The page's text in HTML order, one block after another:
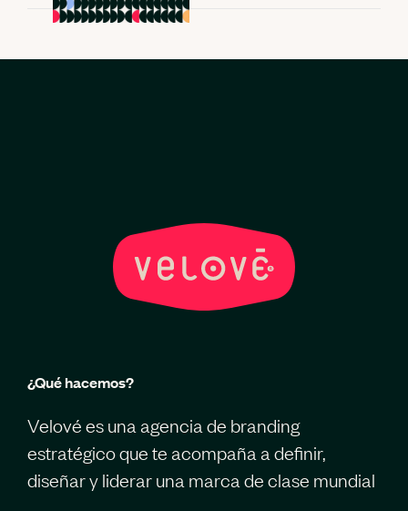
¿Qué hacemos?
Velové es una agencia de branding
estratégico que te acompaña a definir,
diseñar y liderar una marca de clase mundial